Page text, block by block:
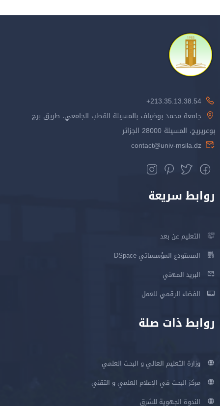
213.35.13.38.54+
جامعة محمد بوضياف بالمسيلة القطب الجامعي، طريق برج
بوعريريج، المسيلة 28000 الجزائر
contact@univ-msila.dz
روابط سريعة
التعليم عن بعد
المستودع المؤسساتي DSpace
البريد المهني
الفضاء الرقمي للعمل
روابط ذات صلة
وزارة التعليم العالي و البحث العلمي
مركز البحث في الإعلام العلمي و التقني
الندوة الجهوية للشرق